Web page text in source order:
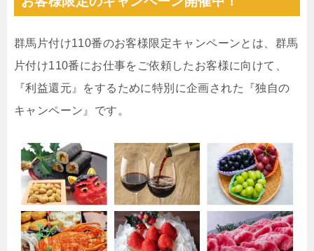
群馬片付け110番のお客様限定キャンペーンとは、群馬
片付け110番にお仕事をご依頼したお客様に向けて、
『利益還元』をするために特別に企画された『独自の
キャンペーン』です。